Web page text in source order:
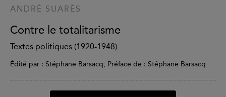
ANDRÉ SUARÈS
Contre le totalitarisme
Textes politiques (1920-1948)
Édité par : Stéphane Barsacq, Préface de : Stéphane Barsacq